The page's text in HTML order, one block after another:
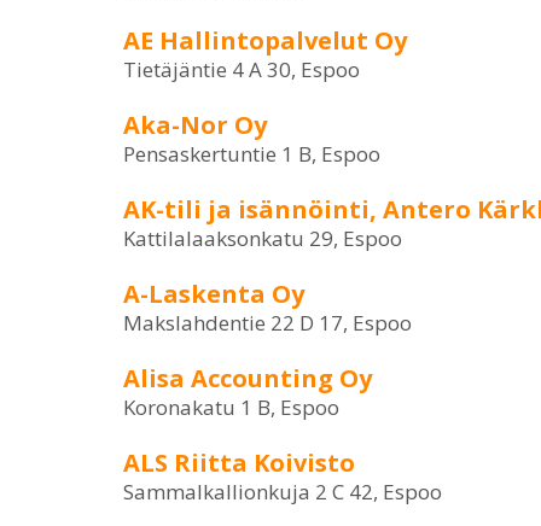
AE Hallintopalvelut Oy
Tietäjäntie 4 A 30, Espoo
Aka-Nor Oy
Pensaskertuntie 1 B, Espoo
AK-tili ja isännöinti, Antero
Kattilalaaksonkatu 29, Espoo
A-Laskenta Oy
Makslahdentie 22 D 17, Espoo
Alisa Accounting Oy
Koronakatu 1 B, Espoo
ALS Riitta Koivisto
Sammalkallionkuja 2 C 42, Espoo